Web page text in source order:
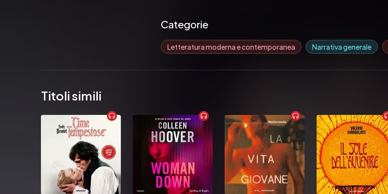
Categorie
Letteratura moderna e contemporanea Narrativa generale
Titoli simili